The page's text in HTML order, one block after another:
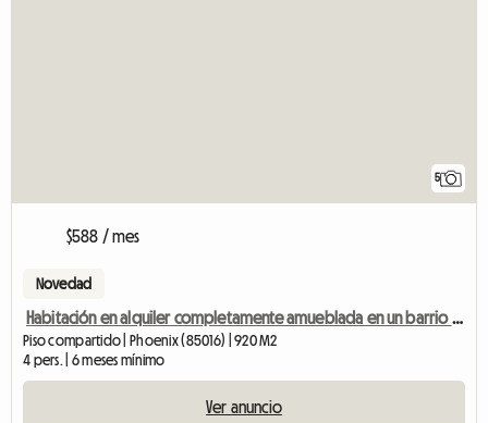
5
$588 / mes
Novedad
Habitación en alquiler completamente amueblada en un barrio tranquilo y seguro.
Piso compartido | Phoenix (85016) | 920 M2
4 pers. | 6 meses mínimo
Ver anuncio